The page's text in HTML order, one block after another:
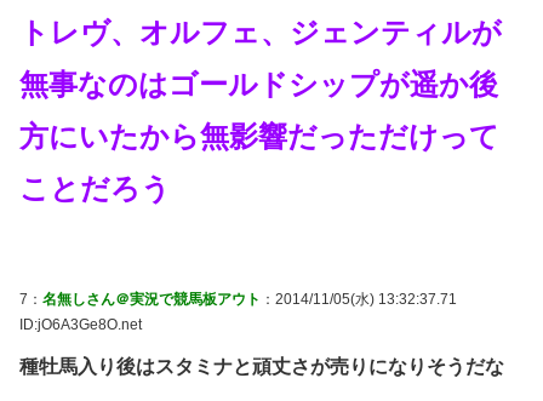
トレヴ、オルフェ、ジェンティルが
無事なのはゴールドシップが遥か後
方にいたから無影響だっただけって
ことだろう
7： 名無しさん＠実況で競馬板アウト ：2014/11/05(水) 13:32:37.71
ID:jO6A3Ge8O.net
種牡馬入り後はスタミナと頑丈さが売りになりそうだな